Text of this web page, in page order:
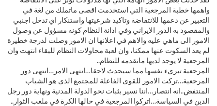
واهمها خطبة المرجعية التي استخدمت اقصى ماتملك من لغة في
التعبير عن دعمها للانتفاضة وتاكيد شرعيتها واستنكار اي تدخل اجنبي
والمقصود به الدور الايراني وفي ادانة النظام كونه مسؤول عن وصول
الامور الى ماهي عليه والاهم في اعلانها ان الامور وصلت لدرجة خطيرة
لم يعد السكوت عنها ممكنا، وان لعبة محاولات النظام للبقاء انتهت وان
المرجعية لا يوجد لديها ماتقدمه للنظام..
المرجعية تبريء نفسها مما سيحدث لاحقا…انتهى الامر…انتهى دور
المرجعية…تركت الامور للقوى الفاعلة للمجتمع الذي هو الشباب
المنتفض..انه انتصار…اننا نسير بثبات نحو الدولة المدنية ونهاية دور رجل
الدين في السياسة…اتركوا المرجعية في حالها الكرة في ملعب الثوار..